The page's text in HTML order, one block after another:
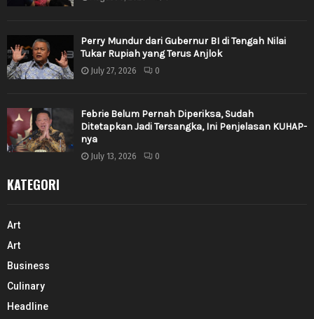
Perry Mundur dari Gubernur BI di Tengah Nilai
Tukar Rupiah yang Terus Anjlok
July 27, 2026 0
Febrie Belum Pernah Diperiksa, Sudah
Ditetapkan Jadi Tersangka, Ini Penjelasan KUHAP-
nya
July 13, 2026 0
KATEGORI
Art
Art
Business
Culinary
Headline